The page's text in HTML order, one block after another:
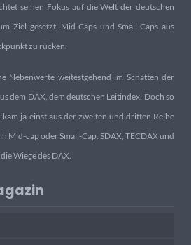
seinen Fokus auf die Welt der deutschen
Ziel gesetzt, Mid-Caps und Small-Caps aus
zu rücken.
Nebenwerte weitestgehend im Schatten der
dem DAX, dem deutschen Leitindex. Doch so
ja einst aus der zweiten und dritten Reihe
Mid-cap oder Small-Cap. SDAX, TECDAX und
Wiege des DAX.